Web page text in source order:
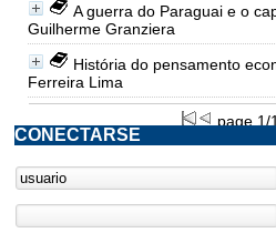
A guerra do Paraguai e o
Guilherme Granziera
História do pensamento
Ferreira Lima
page 1/1
CONECTARSE